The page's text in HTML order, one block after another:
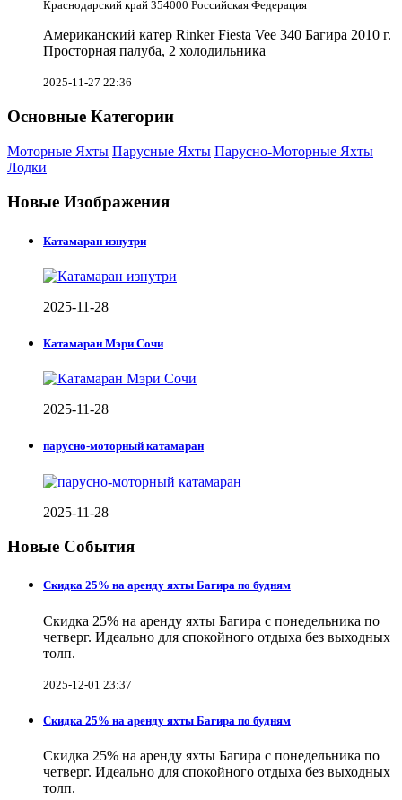
Краснодарский край 354000 Российская Федерация
Американский катер Rinker Fiesta Vee 340 Багира 2010 г.
Просторная палуба, 2 холодильника
2025-11-27 22:36
Основные Категории
Моторные Яхты Парусные Яхты Парусно-Моторные Яхты
Лодки
Новые Изображения
Катамаран изнутри
2025-11-28
Катамаран Мэри Сочи
2025-11-28
парусно-моторный катамаран
2025-11-28
Новые События
Скидка 25% на аренду яхты Багира по будням
Скидка 25% на аренду яхты Багира с понедельника по
четверг. Идеально для спокойного отдыха без выходных
толп.
2025-12-01 23:37
Скидка 25% на аренду яхты Багира по будням
Скидка 25% на аренду яхты Багира с понедельника по
четверг. Идеально для спокойного отдыха без выходных
толп.